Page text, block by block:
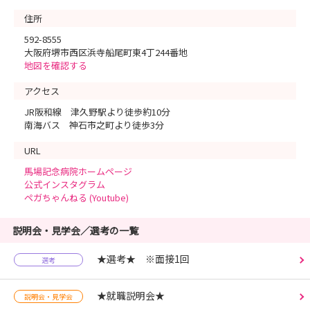
住所
592-8555
大阪府堺市西区浜寺船尾町東4丁244番地
地図を確認する
アクセス
JR阪和線 津久野駅より徒歩約10分
南海バス 神石市之町より徒歩3分
URL
馬場記念病院ホームページ
公式インスタグラム
ペガちゃんねる (Youtube)
説明会・見学会／選考の一覧
選考 ★選考★ ※面接1回
説明会・見学会 ★就職説明会★